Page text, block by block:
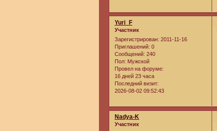
Yuri_F
Участник
Зарегистрирован: 2011-11-16
Приглашений: 0
Сообщений: 240
Пол: Мужской
Провел на форуме:
16 дней 23 часа
Последний визит:
2026-08-02 09:52:43
Nadya-K
Участник